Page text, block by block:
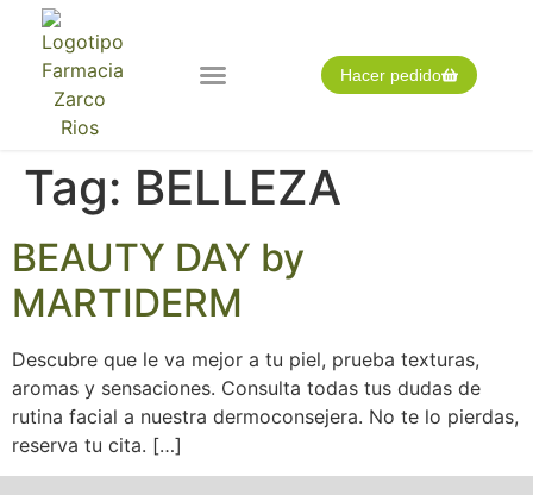
Hacer pedido
Tag: BELLEZA
BEAUTY DAY by
MARTIDERM
Descubre que le va mejor a tu piel, prueba texturas,
aromas y sensaciones. Consulta todas tus dudas de
rutina facial a nuestra dermoconsejera. No te lo pierdas,
reserva tu cita. […]